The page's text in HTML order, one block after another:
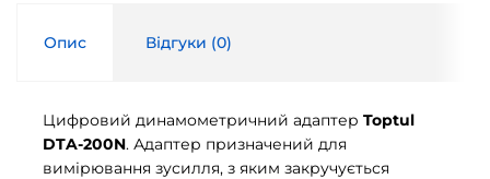
Опис Відгуки (0)
Цифровий динамометричний адаптер Toptul
DTA-200N. Адаптер призначений для
вимірювання зусилля, з яким закручується